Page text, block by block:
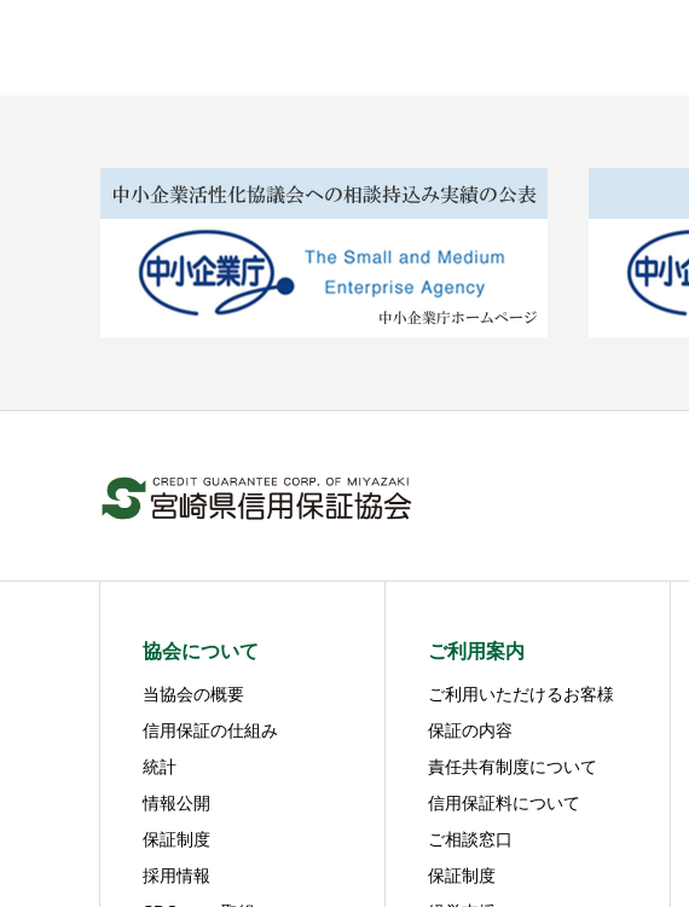
協会について
当協会の概要
信用保証の仕組み
統計
情報公開
保証制度
採用情報
ご利用案内
ご利用いただけるお客様
保証の内容
責任共有制度について
信用保証料について
ご相談窓口
保証制度